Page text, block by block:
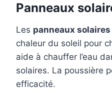
Panneaux
Les panneaux
chaleur du soleil pour
aide à chauffer l’eau
solaires. La poussière
efficacité.